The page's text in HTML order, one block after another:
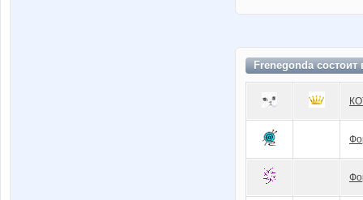
Frenegonda состоит